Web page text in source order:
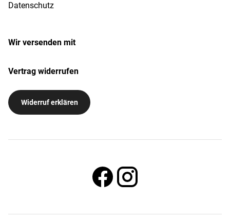
Datenschutz
Wir versenden mit
Vertrag widerrufen
Widerruf erklären